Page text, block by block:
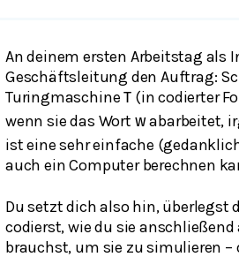
An deinem ersten Arbeitstag
Geschäftsleitung den Auftrag:
TuringmaschineT (in codierter
wenn sie das Wort wabarbeitet,
ist eine sehr einfache
auch ein Computer berechnen
Du setzt dich also hin, überlegst
codierst, wie du sie
brauchst, um sie zu simulieren –